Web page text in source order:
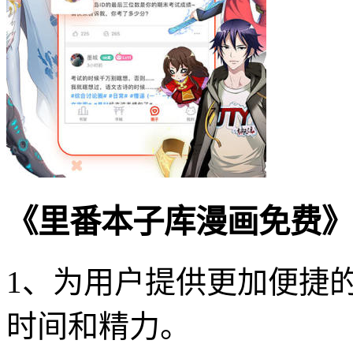
《里番本子库漫画免费
1、为用户提供更加便捷
时间和精力。